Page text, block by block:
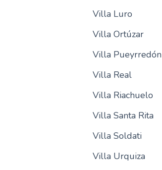
Villa Luro
Villa Ortúzar
Villa Pueyrredón
Villa Real
Villa Riachuelo
Villa Santa Rita
Villa Soldati
Villa Urquiza